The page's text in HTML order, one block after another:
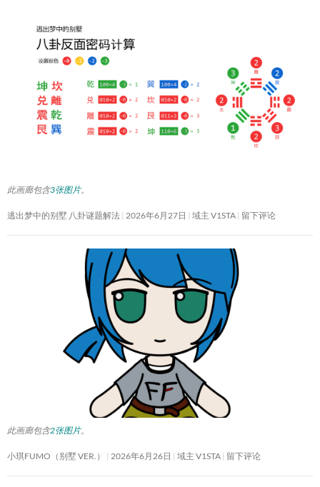
此画廊包含3张图片。
逃出梦中的别墅 八卦谜题解法 2026年6月27日 域主 V1STA 留下评论
此画廊包含2张图片。
小琪FUMO（别墅 VER.） 2026年6月26日 域主 V1STA 留下评论